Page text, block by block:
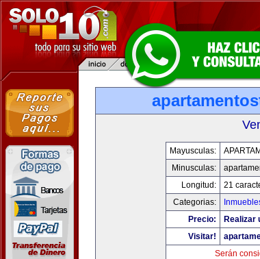
Mayusculas:
Minusculas:
Longitud:
21
Categorias:
Precio:
Realizar
Visitar!
Serán